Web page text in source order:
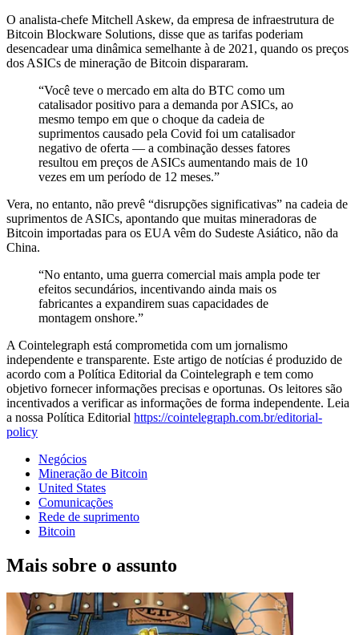
O analista-chefe Mitchell Askew, da empresa de infraestrutura de
Bitcoin Blockware Solutions, disse que as tarifas poderiam
desencadear uma dinâmica semelhante à de 2021, quando os preços
dos ASICs de mineração de Bitcoin dispararam.
“Você teve o mercado em alta do BTC como um
catalisador positivo para a demanda por ASICs, ao
mesmo tempo em que o choque da cadeia de
suprimentos causado pela Covid foi um catalisador
negativo de oferta — a combinação desses fatores
resultou em preços de ASICs aumentando mais de 10
vezes em um período de 12 meses.”
Vera, no entanto, não prevê “disrupções significativas” na cadeia de
suprimentos de ASICs, apontando que muitas mineradoras de
Bitcoin importadas para os EUA vêm do Sudeste Asiático, não da
China.
“No entanto, uma guerra comercial mais ampla pode ter
efeitos secundários, incentivando ainda mais os
fabricantes a expandirem suas capacidades de
montagem onshore.”
A Cointelegraph está comprometida com um jornalismo
independente e transparente. Este artigo de notícias é produzido de
acordo com a Política Editorial da Cointelegraph e tem como
objetivo fornecer informações precisas e oportunas. Os leitores são
incentivados a verificar as informações de forma independente. Leia
a nossa Política Editorial https://cointelegraph.com.br/editorial-
policy
Negócios
Mineração de Bitcoin
United States
Comunicações
Rede de suprimento
Bitcoin
Mais sobre o assunto